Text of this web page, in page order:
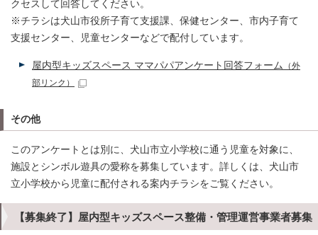
クセスして回答してください。
※チラシは犬山市役所子育て支援課、保健センター、市内子育て
支援センター、児童センターなどで配付しています。
屋内型キッズスペース ママパパアンケート回答フォーム （外
部リンク）
その他
このアンケートとは別に、犬山市立小学校に通う児童を対象に、
施設とシンボル遊具の愛称を募集しています。詳しくは、犬山市
立小学校から児童に配付される案内チラシをご覧ください。
【募集終了】屋内型キッズスペース整備・管理運営事業者募集